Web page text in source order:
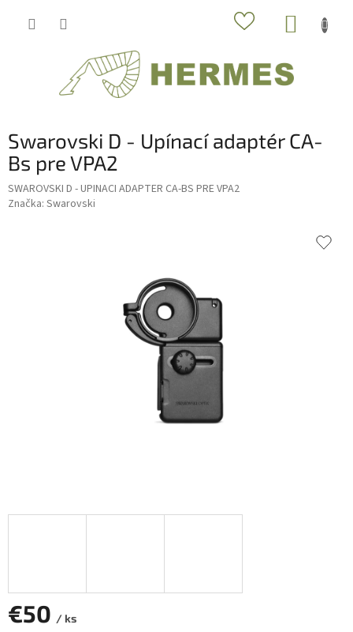
Swarovski D - Upínací adaptér CA-
Bs pre VPA2
SWAROVSKI D - UPINACI ADAPTER CA-BS PRE VPA2
Značka: Swarovski
€50 / ks